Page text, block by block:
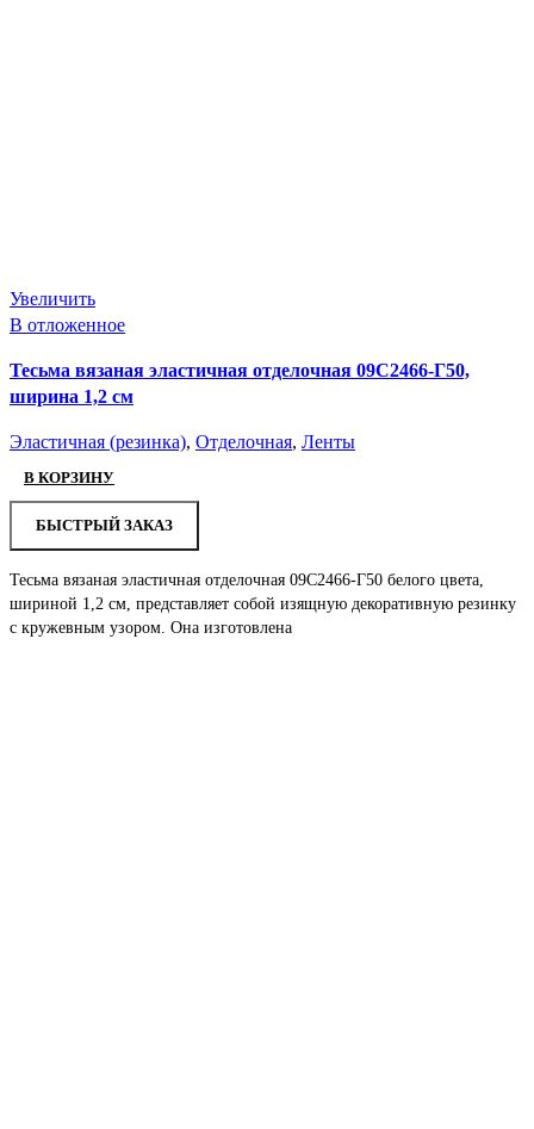
Увеличить
В отложенное
Тесьма вязаная эластичная отделочная 09С2466-Г50,
ширина 1,2 см
Эластичная (резинка), Отделочная, Ленты
В КОРЗИНУ
БЫСТРЫЙ ЗАКАЗ
Тесьма вязаная эластичная отделочная 09С2466-Г50 белого цвета,
шириной 1,2 см, представляет собой изящную декоративную резинку
с кружевным узором. Она изготовлена